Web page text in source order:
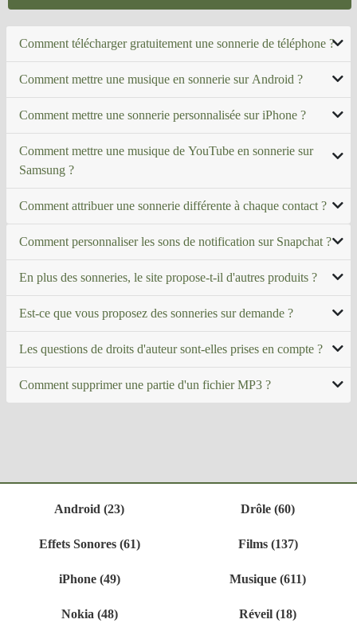
Comment télécharger gratuitement une sonnerie de téléphone ?
Comment mettre une musique en sonnerie sur Android ?
Comment mettre une sonnerie personnalisée sur iPhone ?
Comment mettre une musique de YouTube en sonnerie sur
Samsung ?
Comment attribuer une sonnerie différente à chaque contact ?
Comment personnaliser les sons de notification sur Snapchat ?
En plus des sonneries, le site propose-t-il d'autres produits ?
Est-ce que vous proposez des sonneries sur demande ?
Les questions de droits d'auteur sont-elles prises en compte ?
Comment supprimer une partie d'un fichier MP3 ?
Android (23) Drôle (60)
Effets Sonores (61) Films (137)
iPhone (49) Musique (611)
Nokia (48) Réveil (18)